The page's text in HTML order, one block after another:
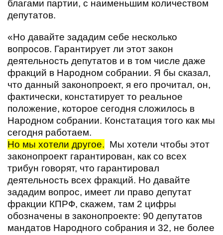
благами партии, с наименьшим количеством
депутатов.
«Но давайте зададим себе несколько
вопросов. Гарантирует ли этот закон
деятельность депутатов и в том числе даже
фракций в Народном собрании. Я бы сказал,
что данный законопроект, я его прочитал, он,
фактически, констатирует то реальное
положение, которое сегодня сложилось в
Народном собрании. Констатация того как мы
сегодня работаем.
Но мы хотели другое. Мы хотели чтобы этот
законопроект гарантирован, как со всех
трибун говорят, что гарантировал
деятельность всех фракций. Но давайте
зададим вопрос, имеет ли право депутат
фракции КПРФ, скажем, там 2 цифры
обозначены в законопроекте: 90 депутатов
мандатов Народного собрания и 32, не более